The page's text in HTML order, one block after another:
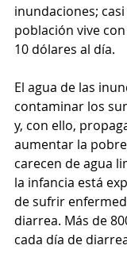
inundaciones;
población vive
10 dólares al día.
El agua de las
contaminar los
y, con ello,
aumentar la
carecen de agua
la infancia está
de sufrir
diarrea. Más de
cada día de